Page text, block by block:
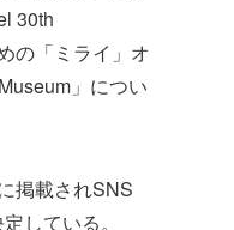
30th
の「ミライ」オ
」につい
掲載されSNS
している。